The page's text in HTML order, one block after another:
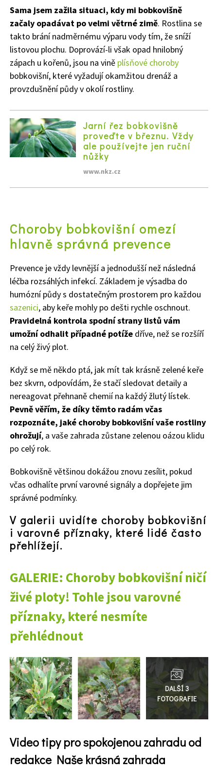
65 Kč
Objednat >
Naše krásná zahrada Speciál
74 Kč
Objednat >
Sama jsem zažila situaci, kdy mi bobkovišně
začaly opadávat po velmi větrné zimě. Rostlina se
takto brání nadměrnému výparu vody tím, že sníží
listovou plochu. Doprovází-li však opad hnilobný
zápach u kořenů, jsou na vině plísňové choroby
bobkovišní, které vyžadují okamžitou drenáž a
provzdušnění půdy v okolí rostliny.
Jarní řez bobkovišně
proveďte v březnu. Vždy
ale používejte jen ruční
nůžky
www.nkz.cz
Choroby bobkovišní omezí
hlavně správná prevence
Prevence je vždy levnější a jednodušší než následná
léčba rozsáhlých infekcí. Základem je výsadba do
humózní půdy s dostatečným prostorem pro každou
sazenici, aby keře mohly po dešti rychle oschnout.
Pravidelná kontrola spodní strany listů vám
umožní odhalit případné potíže dříve, než se rozšíří
na celý živý plot.
Když se mě někdo ptá, jak mít tak krásně zelené keře
bez skvrn, odpovídám, že stačí sledovat detaily a
nereagovat přehnaně chemií na každý žlutý lístek.
Pevně věřím, že díky těmto radám včas
rozpoznáte, jaké choroby bobkovišní vaše rostliny
ohrožují, a vaše zahrada zůstane zelenou oázou klidu
po celý rok.
Bobkovišně většinou dokážou znovu zesílit, pokud
včas odhalíte první varovné signály a dopřejete jim
správné podmínky.
V galerii uvidíte choroby bobkovišní
i varovné příznaky, které lidé často
přehlížejí.
GALERIE: Choroby bobkovišní ničí
živé ploty! Tohle jsou varovné
příznaky, které nesmíte
přehlédnout
do
galerie
Video tipy pro spokojenou zahradu od
redakce Naše krásná zahrada